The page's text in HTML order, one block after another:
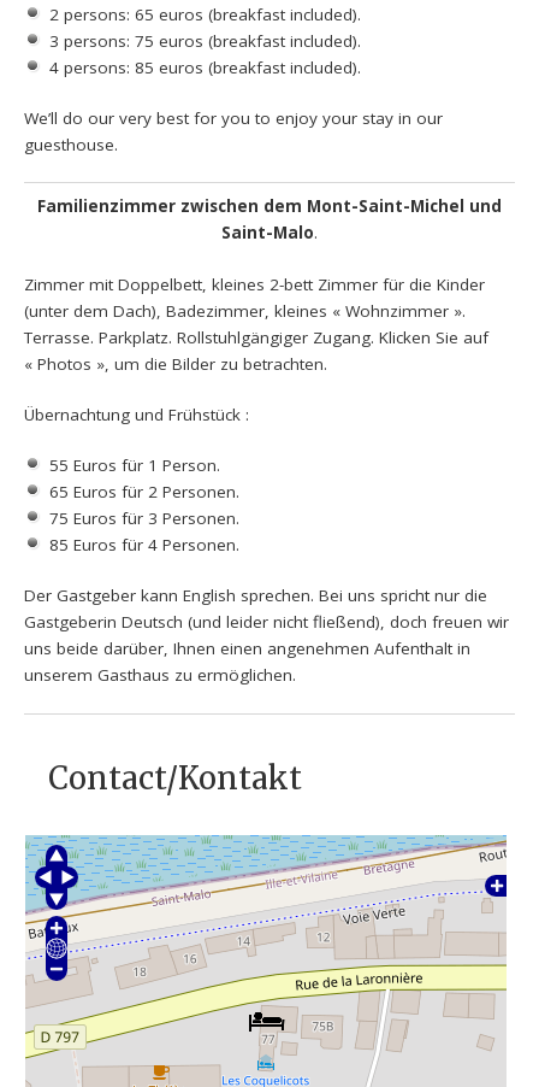
2 persons: 65 euros (breakfast included).
3 persons: 75 euros (breakfast included).
4 persons: 85 euros (breakfast included).
We’ll do our very best for you to enjoy your stay in our
guesthouse.
Familienzimmer zwischen dem Mont-Saint-Michel und
Saint-Malo.
Zimmer mit Doppelbett, kleines 2-bett Zimmer für die Kinder
(unter dem Dach), Badezimmer, kleines « Wohnzimmer ».
Terrasse. Parkplatz. Rollstuhlgängiger Zugang. Klicken Sie auf
« Photos », um die Bilder zu betrachten.
Übernachtung und Frühstück :
55 Euros für 1 Person.
65 Euros für 2 Personen.
75 Euros für 3 Personen.
85 Euros für 4 Personen.
Der Gastgeber kann English sprechen. Bei uns spricht nur die
Gastgeberin Deutsch (und leider nicht fließend), doch freuen wir
uns beide darüber, Ihnen einen angenehmen Aufenthalt in
unserem Gasthaus zu ermöglichen.
Contact/Kontakt